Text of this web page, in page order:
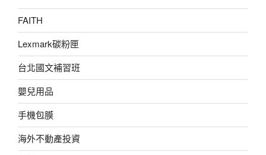
FAITH
Lexmark碳粉匣
台北國文補習班
嬰兒用品
手機包膜
海外不動產投資